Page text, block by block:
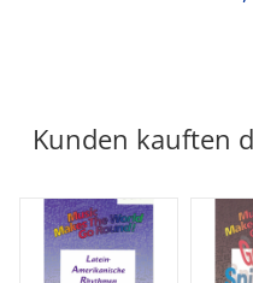
Kunden kauften